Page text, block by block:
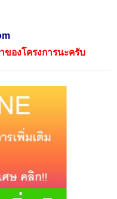
ของโครงการนะครับ